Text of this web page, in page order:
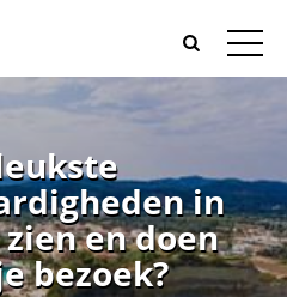
in
en doen
bezoek?